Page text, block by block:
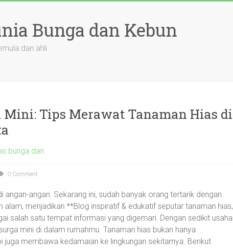
Bunga dan Kebun
dan ahli
Tips Merawat Tanaman Hias di
bunga dan
0 Comment
angan-angan. Sekarang ini, sudah banyak orang tertarik dengan
alam, menjadikan **Blog inspiratif & edukatif seputar tanaman hias,
salah satu tempat informasi yang digemari. Dengan sedikit usaha
mini di dalam rumahmu. Tanaman hias bukan hanya
juga membawa kedamaian ke lingkungan sekitarnya. Berikut